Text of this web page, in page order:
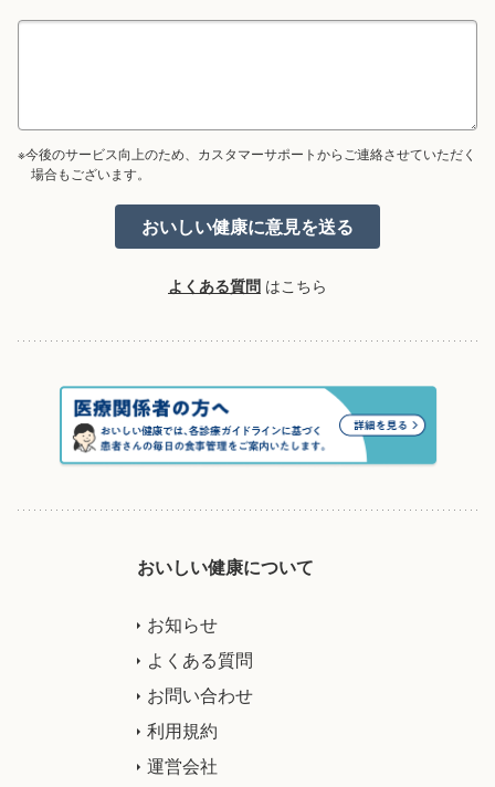
※今後のサービス向上のため、カスタマーサポートからご連絡させていただく
場合もございます。
よくある質問 はこちら
おいしい健康について
お知らせ
よくある質問
お問い合わせ
利用規約
運営会社